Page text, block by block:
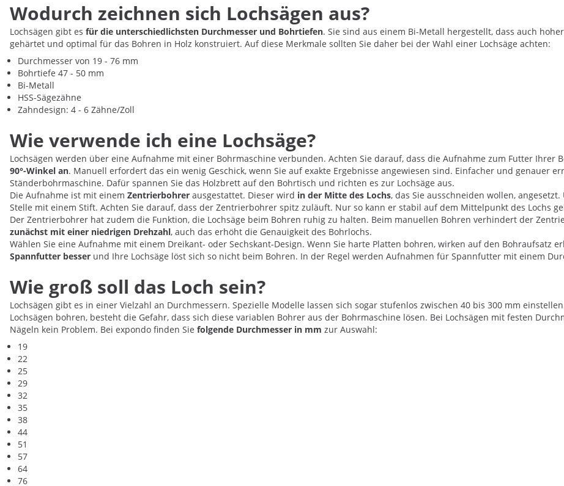
Wodurch zeichnen sich Lochsägen aus?
Lochsägen gibt es für die unterschiedlichsten Durchmesser und Bohrtiefen. Sie sind aus einem Bi-Metall hergestellt, dass auch
gehärtet und optimal für das Bohren in Holz konstruiert. Auf diese Merkmale sollten Sie daher bei der Wahl einer Lochsäge achten:
Durchmesser von 19 - 76 mm
Bohrtiefe 47 - 50 mm
Bi-Metall
HSS-Sägezähne
Zahndesign: 4 - 6 Zähne/Zoll
Wie verwende ich eine Lochsäge?
Lochsägen werden über eine Aufnahme mit einer Bohrmaschine verbunden. Achten Sie darauf, dass die Aufnahme zum Futter Ihrer
90°-Winkel an. Manuell erfordert das ein wenig Geschick, wenn Sie auf exakte Ergebnisse angewiesen sind. Einfacher und genauer
Ständerbohrmaschine. Dafür spannen Sie das Holzbrett auf den Bohrtisch und richten es zur Lochsäge aus.
Die Aufnahme ist mit einem Zentrierbohrer ausgestattet. Dieser wird in der Mitte des Lochs, das Sie ausschneiden wollen,
Stelle mit einem Stift. Achten Sie darauf, dass der Zentrierbohrer spitz zuläuft. Nur so kann er stabil auf dem Mittelpunkt des Lochs
Der Zentrierbohrer hat zudem die Funktion, die Lochsäge beim Bohren ruhig zu halten. Beim manuellen Bohren verhindert der
zunächst mit einer niedrigen Drehzahl, auch das erhöht die Genauigkeit des Bohrlochs.
Wählen Sie eine Aufnahme mit einem Dreikant- oder Sechskant-Design. Wenn Sie harte Platten bohren, wirken auf den Bohraufsatz
Spannfutter besser und Ihre Lochsäge löst sich so nicht beim Bohren. In der Regel werden Aufnahmen für Spannfutter mit einem
Wie groß soll das Loch sein?
Lochsägen gibt es in einer Vielzahl an Durchmessern. Spezielle Modelle lassen sich sogar stufenlos zwischen 40 bis 300 mm
Lochsägen bohren, besteht die Gefahr, dass sich diese variablen Bohrer aus der Bohrmaschine lösen. Bei Lochsägen mit festen
Nägeln kein Problem. Bei expondo finden Sie folgende Durchmesser in mm zur Auswahl:
19
22
25
29
32
35
38
44
51
57
64
76